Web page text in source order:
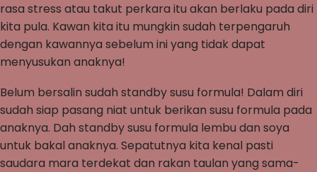
rasa stress atau takut perkara itu akan berlaku pada diri
kita pula. Kawan kita itu mungkin sudah terpengaruh
dengan kawannya sebelum ini yang tidak dapat
menyusukan anaknya!
Belum bersalin sudah standby susu formula! Dalam diri
sudah siap pasang niat untuk berikan susu formula pada
anaknya. Dah standby susu formula lembu dan soya
untuk bakal anaknya. Sepatutnya kita kenal pasti
saudara mara terdekat dan rakan taulan yang sama-